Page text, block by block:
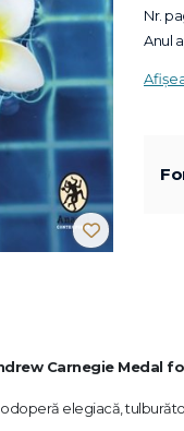
Nr.
Anul
Carnegie Medal
elegiacă,